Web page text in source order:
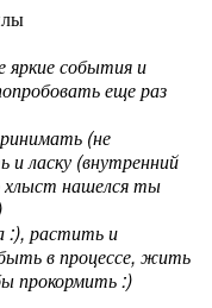
события и
еще раз
(не
ласку (внутренний
хлыст нашелся ты
:), растить и
в процессе, жить
прокормить :)